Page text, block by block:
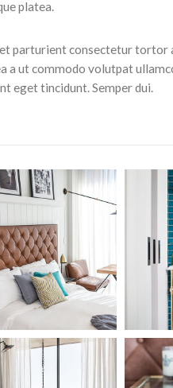
platea.
parturient consectetur tortor
a ut commodo volutpat
eget tincidunt. Semper dui.